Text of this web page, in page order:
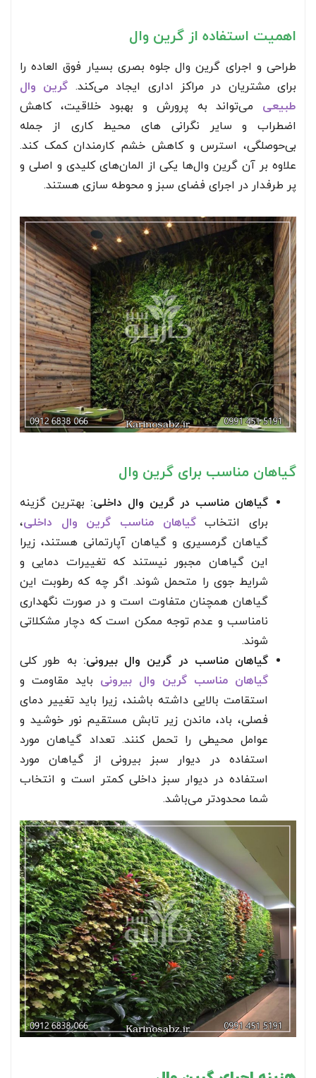
اهمیت استفاده از گرین وال
طراحی و اجرای گرین وال جلوه بصری بسیار فوق العاده را
برای مشتریان در مراکز اداری ایجاد می‌کند. گرین وال
طبیعی می‌‌تواند به پرورش و بهبود خلاقیت، کاهش
اضطراب و سایر نگرانی های محیط کاری از جمله
بی‌حوصلگی، استرس و کاهش خشم کارمندان کمک کند.
علاوه بر آن گرین وال‌ها یکی از المان‌های کلیدی و اصلی و
پر طرفدار در اجرای فضای سبز و محوطه سازی هستند.
گیاهان مناسب برای گرین وال
گیاهان مناسب در گرین وال داخلی: بهترین گزینه
برای انتخابگیاهان مناسب گرین وال داخلی،
گیاهان گرمسیری و گیاهان آپارتمانی هستند، زیرا
این گیاهان مجبور نیستند که تغییرات دمایی و
شرایط جوی را متحمل شوند. اگر چه که رطوبت این
گیاهان همچنان متفاوت است و در صورت نگهداری
نامناسب و عدم توجه ممکن است که دچار مشکلاتی
شوند.
گیاهان مناسب در گرین وال بیرونی: به طور کلی
گیاهان مناسب گرین وال بیرونی باید مقاومت و
استقامت بالایی داشته باشند، زیرا باید تغییر دمای
فصلی، باد، ماندن زیر تابش مستقیم نور خوشید و
عوامل محیطی را تحمل کنند. تعداد گیاهان مورد
استفاده در دیوار سبز بیرونی از گیاهان مورد
استفاده در دیوار سبز داخلی کمتر است و انتخاب
شما محدود‌تر می‌باشد.